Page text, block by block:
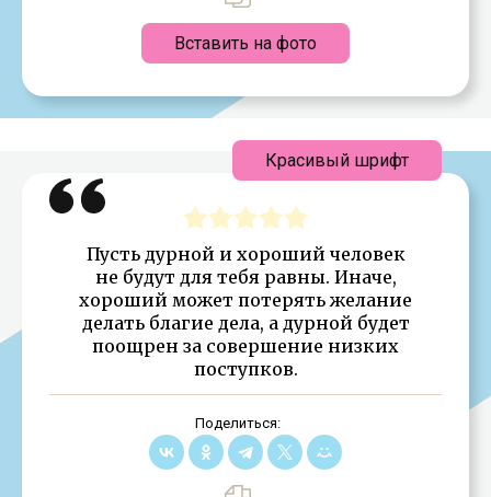
Вставить на фото
Пусть дурной и хороший человек
не будут для тебя равны. Иначе,
хороший может потерять желание
делать благие дела, а дурной будет
поощрен за совершение низких
поступков.
Поделиться:
Красивый шрифт